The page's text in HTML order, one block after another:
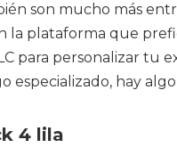
son mucho más
la plataforma que
para personalizar tu
especializado, hay
4 lila